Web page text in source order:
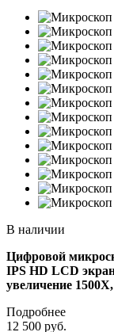
В наличии
Цифровой
IPS HD LCD
увеличение
Подробнее
12 500 руб.